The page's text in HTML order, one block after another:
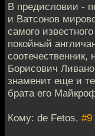
В предисловии -
и Ватсонов
самого
покойный
Борисович
знаменит еще и
брата его
Кому: de Fetos, #9